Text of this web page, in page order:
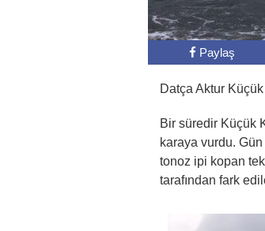
Paylaş
Datça Aktur
Bir süredir Küçük
karaya vurdu.
tonoz ipi kopan
tarafından fark